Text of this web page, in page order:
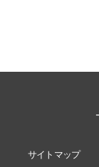
サイトマップ